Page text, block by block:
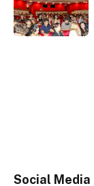
Social Media